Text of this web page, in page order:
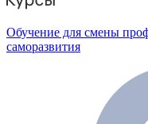
Обучение для смены
саморазвития